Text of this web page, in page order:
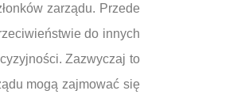
zarządu. Przede
do innych
Zazwyczaj to
mogą zajmować się